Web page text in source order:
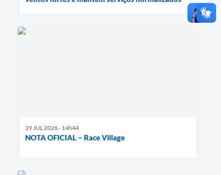
29 JUL 2026 - 14h44
NOTA OFICIAL – Race Village